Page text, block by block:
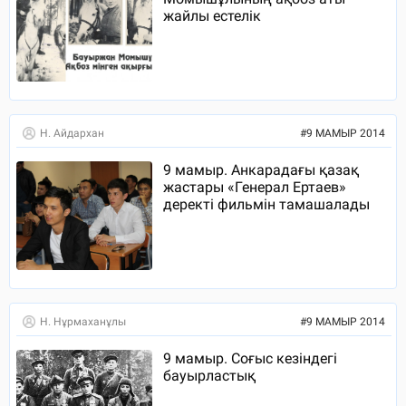
жайлы естелік
Н. Айдархан #9 МАМЫР 2014
9 мамыр. Анкарадағы қазақ
жастары «Генерал Ертаев»
деректі фильмін тамашалады
Н. Нұрмаханұлы #9 МАМЫР 2014
9 мамыр. Соғыс кезіндегі
бауырластық